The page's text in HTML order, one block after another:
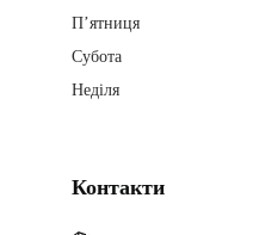
Пʼятниця
Субота
Неділя